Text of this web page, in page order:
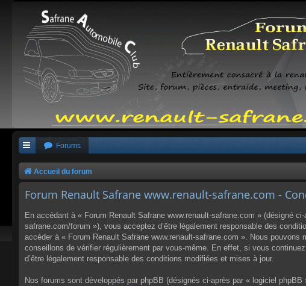
Forums
Accueil du forum
Forum Renault Safrane www.renault-safrane.com -
En accédant à « Forum Renault Safrane www.renault-safrane.com » (désigné
safrane.com/forum »), vous acceptez d’être légalement responsable des
accéder à « Forum Renault Safrane www.renault-safrane.com ». Nous
conseillons de vérifier régulièrement par vous-même. En effet, si vous
d’être légalement responsable des conditions modifiées et mises à jour.
Nos forums sont développés par phpBB (désignés ci-après par « logiciel